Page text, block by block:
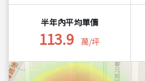
半年內平均單價
113.9 萬/坪